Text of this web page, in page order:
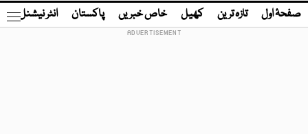
صفحۂ اول تازہ ترین کھیل خاص خبریں پاکستان انٹر نیشنل